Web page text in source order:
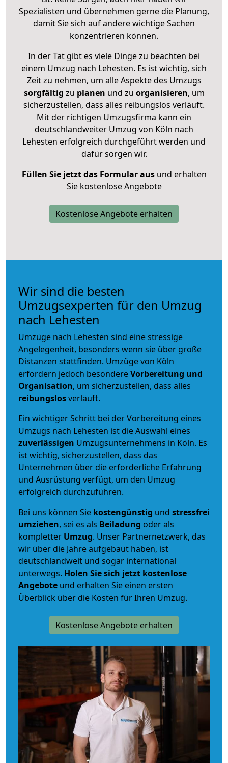
Spezialisten und übernehmen gerne die Planung,
damit Sie sich auf andere wichtige Sachen
konzentrieren können.
In der Tat gibt es viele Dinge zu beachten bei
einem Umzug nach Lehesten. Es ist wichtig, sich
Zeit zu nehmen, um alle Aspekte des Umzugs
sorgfältig zu planen und zu organisieren, um
sicherzustellen, dass alles reibungslos verläuft.
Mit der richtigen Umzugsfirma kann ein
deutschlandweiter Umzug von Köln nach
Lehesten erfolgreich durchgeführt werden und
dafür sorgen wir.
Füllen Sie jetzt das Formular ausund erhalten
Sie kostenlose Angebote
Kostenlose Angebote erhalten
Wir sind die besten
Umzugsexperten für den Umzug
nach Lehesten
Umzüge nach Lehesten sind eine stressige
Angelegenheit, besonders wenn sie über große
Distanzen stattfinden. Umzüge von Köln
erfordern jedoch besondereVorbereitung und
Organisation, um sicherzustellen, dass alles
reibungslosverläuft.
Ein wichtiger Schritt bei der Vorbereitung eines
Umzugs nach Lehesten ist die Auswahl eines
zuverlässigen Umzugsunternehmens in Köln. Es
ist wichtig, sicherzustellen, dass das
Unternehmen über die erforderliche Erfahrung
und Ausrüstung verfügt, um den Umzug
erfolgreich durchzuführen.
Bei uns können Sie kostengünstig und stressfrei
umziehen, sei es als Beiladung oder als
kompletter Umzug. Unser Partnernetzwerk, das
wir über die Jahre aufgebaut haben, ist
deutschlandweit und sogar international
unterwegs. Holen Sie sich jetzt kostenlose
Angebote und erhalten Sie einen ersten
Überblick über die Kosten für Ihren Umzug.
Kostenlose Angebote erhalten